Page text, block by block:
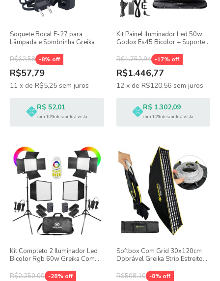
Soquete Bocal E-27 para
Lâmpada e Sombrinha Greika
R$62,58 -8% off
R$57,79
11 x de R$5,25 sem juros
R$ 52,01
com 10% desconto à vista
Kit Painel Iluminador Led 50w
Godox Es45 Bicolor + Suporte
R$1.752,94 -17% off
R$1.446,77
12 x de R$120,56 sem juros
R$ 1.302,09
com 10% desconto à vista
Kit Completo 2 Iluminador Led
Bicolor Rgb 60w Greika Com
R$2.250,00 -28% off
Softbox Com Grid 30x120cm
Dobrável Greika Strip Estreito
R$508,10 -8% off